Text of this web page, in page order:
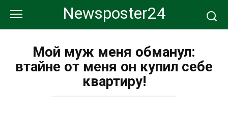
контенту
Newsposter24
Мой муж меня обманул:
втайне от меня он купил себе
квартиру!